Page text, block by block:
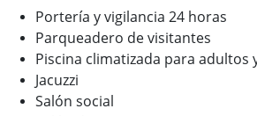
Portería y vigilancia 24 horas
Parqueadero de visitantes
Piscina climatizada para adultos
Jacuzzi
Salón social